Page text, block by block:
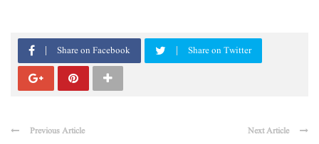
Share on Facebook Share on Twitter
Previous Article Next Article